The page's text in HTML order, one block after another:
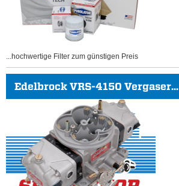
...hochwertige Filter zum günstigen Preis
Edelbrock VRS-4150 Vergaser...